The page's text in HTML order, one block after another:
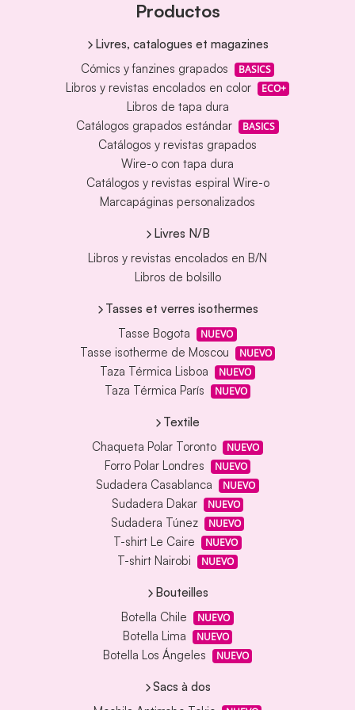
Productos
Livres, catalogues et magazines
Cómics y fanzines grapados
BASICS
Libros y revistas encolados en color ECO+
Libros de tapa dura
Catálogos grapados estándar
BASICS
Catálogos y revistas grapados
Wire-o con tapa dura
Catálogos y revistas espiral Wire-o
Marcapáginas personalizados
Livres N/B
Libros y revistas encolados en B/N
Libros de bolsillo
Tasses et verres isothermes
Tasse Bogota
NUEVO
Tasse isotherme de Moscou NUEVO
Taza Térmica Lisboa NUEVO
Taza Térmica París NUEVO
Textile
Chaqueta Polar Toronto
NUEVO
Forro Polar Londres NUEVO
Sudadera Casablanca NUEVO
Sudadera Dakar NUEVO
Sudadera Túnez NUEVO
T-shirt Le Caire NUEVO
T-shirt Nairobi NUEVO
Bouteilles
Botella Chile
NUEVO
Botella Lima NUEVO
Botella Los Ángeles NUEVO
Sacs à dos